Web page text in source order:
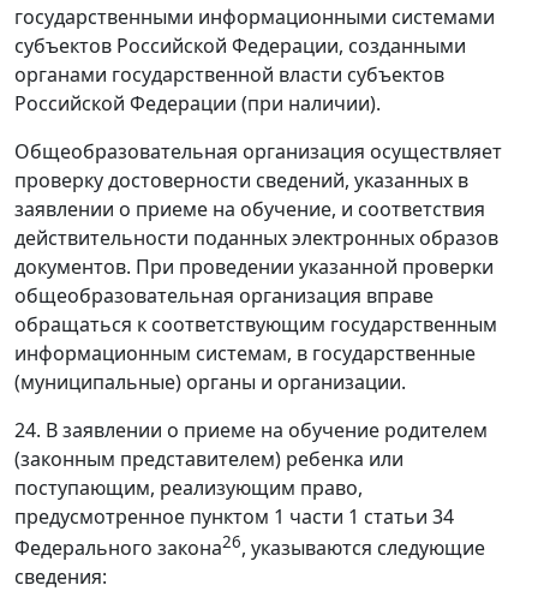
государственными информационными системами
субъектов Российской Федерации, созданными
органами государственной власти субъектов
Российской Федерации (при наличии).
Общеобразовательная организация осуществляет
проверку достоверности сведений, указанных в
заявлении о приеме на обучение, и соответствия
действительности поданных электронных образов
документов. При проведении указанной проверки
общеобразовательная организация вправе
обращаться к соответствующим государственным
информационным системам, в государственные
(муниципальные) органы и организации.
24. В заявлении о приеме на обучение родителем
(законным представителем) ребенка или
поступающим, реализующим право,
предусмотренное пунктом 1 части 1 статьи 34
Федерального закона26, указываются следующие
сведения: